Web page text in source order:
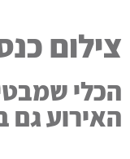
צילום
הכלי
האירוע גם